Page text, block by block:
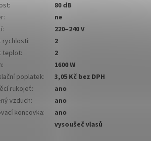
:
80 dB
:
ne
:
220–240 V
rychlostí:
2
teplot:
2
:
1600 W
poplatek:
3,05 Kč bez DPH
rukojeť:
ano
vzduch:
ano
koncovka:
ano
vysoušeč vlasů